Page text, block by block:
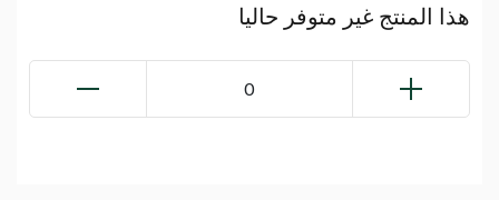
هذا المنتج غير متوفر حاليا
0